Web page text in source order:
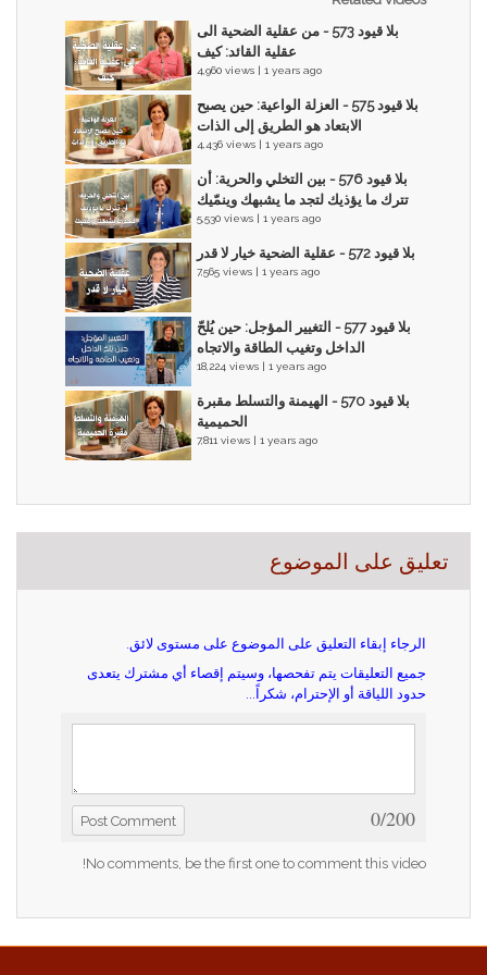
بلا قيود 573 - من عقلية الضحية الى
عقلية القائد: كيف
4,960 views | 1 years ago
بلا قيود 575 - العزلة الواعية: حين يصبح
الابتعاد هو الطريق إلى الذات
4,436 views | 1 years ago
بلا قيود 576 - بين التخلي والحرية: أن
تترك ما يؤذيك لتجد ما يشبهك وينمّيك
5,530 views | 1 years ago
بلا قيود 572 - عقلية الضحية خيار لا قدر
7,565 views | 1 years ago
بلا قيود 577 - التغيير المؤجل: حين يُلحّ
الداخل وتغيب الطاقة والاتجاه
18,224 views | 1 years ago
بلا قيود 570 - الهيمنة والتسلط مقبرة
الحميمية
7,811 views | 1 years ago
تعليق على الموضوع
الرجاء إبقاء التعليق على الموضوع على مستوى لائق.
جميع التعليقات يتم تفحصها، وسيتم إقصاء أي مشترك يتعدى
حدود اللياقة أو الإحترام، شكراً...
Post Comment 0/200
No comments, be the first one to comment this video!